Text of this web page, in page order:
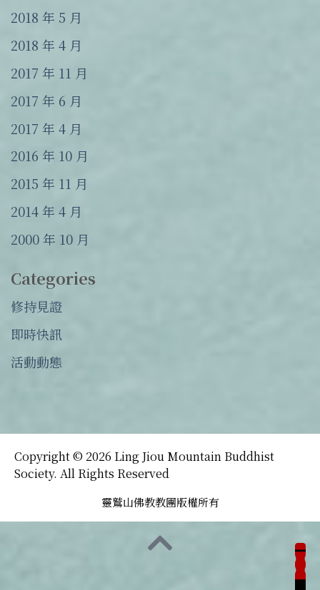
2018 年 5 月
2018 年 4 月
2017 年 11 月
2017 年 6 月
2017 年 4 月
2016 年 10 月
2015 年 11 月
2014 年 4 月
2000 年 10 月
Categories
修持見證
即時快訊
活動動態
Copyright © 2026 Ling Jiou Mountain Buddhist
Society. All Rights Reserved
靈鷲山佛教教團版權所有